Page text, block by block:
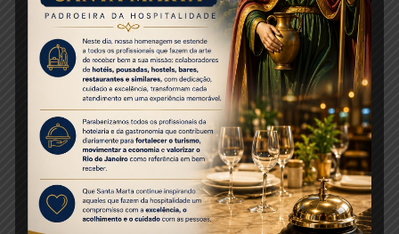
Público-alvo: profissionais que atendam diretamente o
turista na cidade do Rio de Janeiro
Pré-requisitos: idade mínima de 18 anos e terem
cursado pelo menos a 6ª série do Ensino Fundamental
Inscrições:rio2016.canal.bracos.abertos@gmail.com–
até o fim de maio
Fonte:Jornal de Turismo